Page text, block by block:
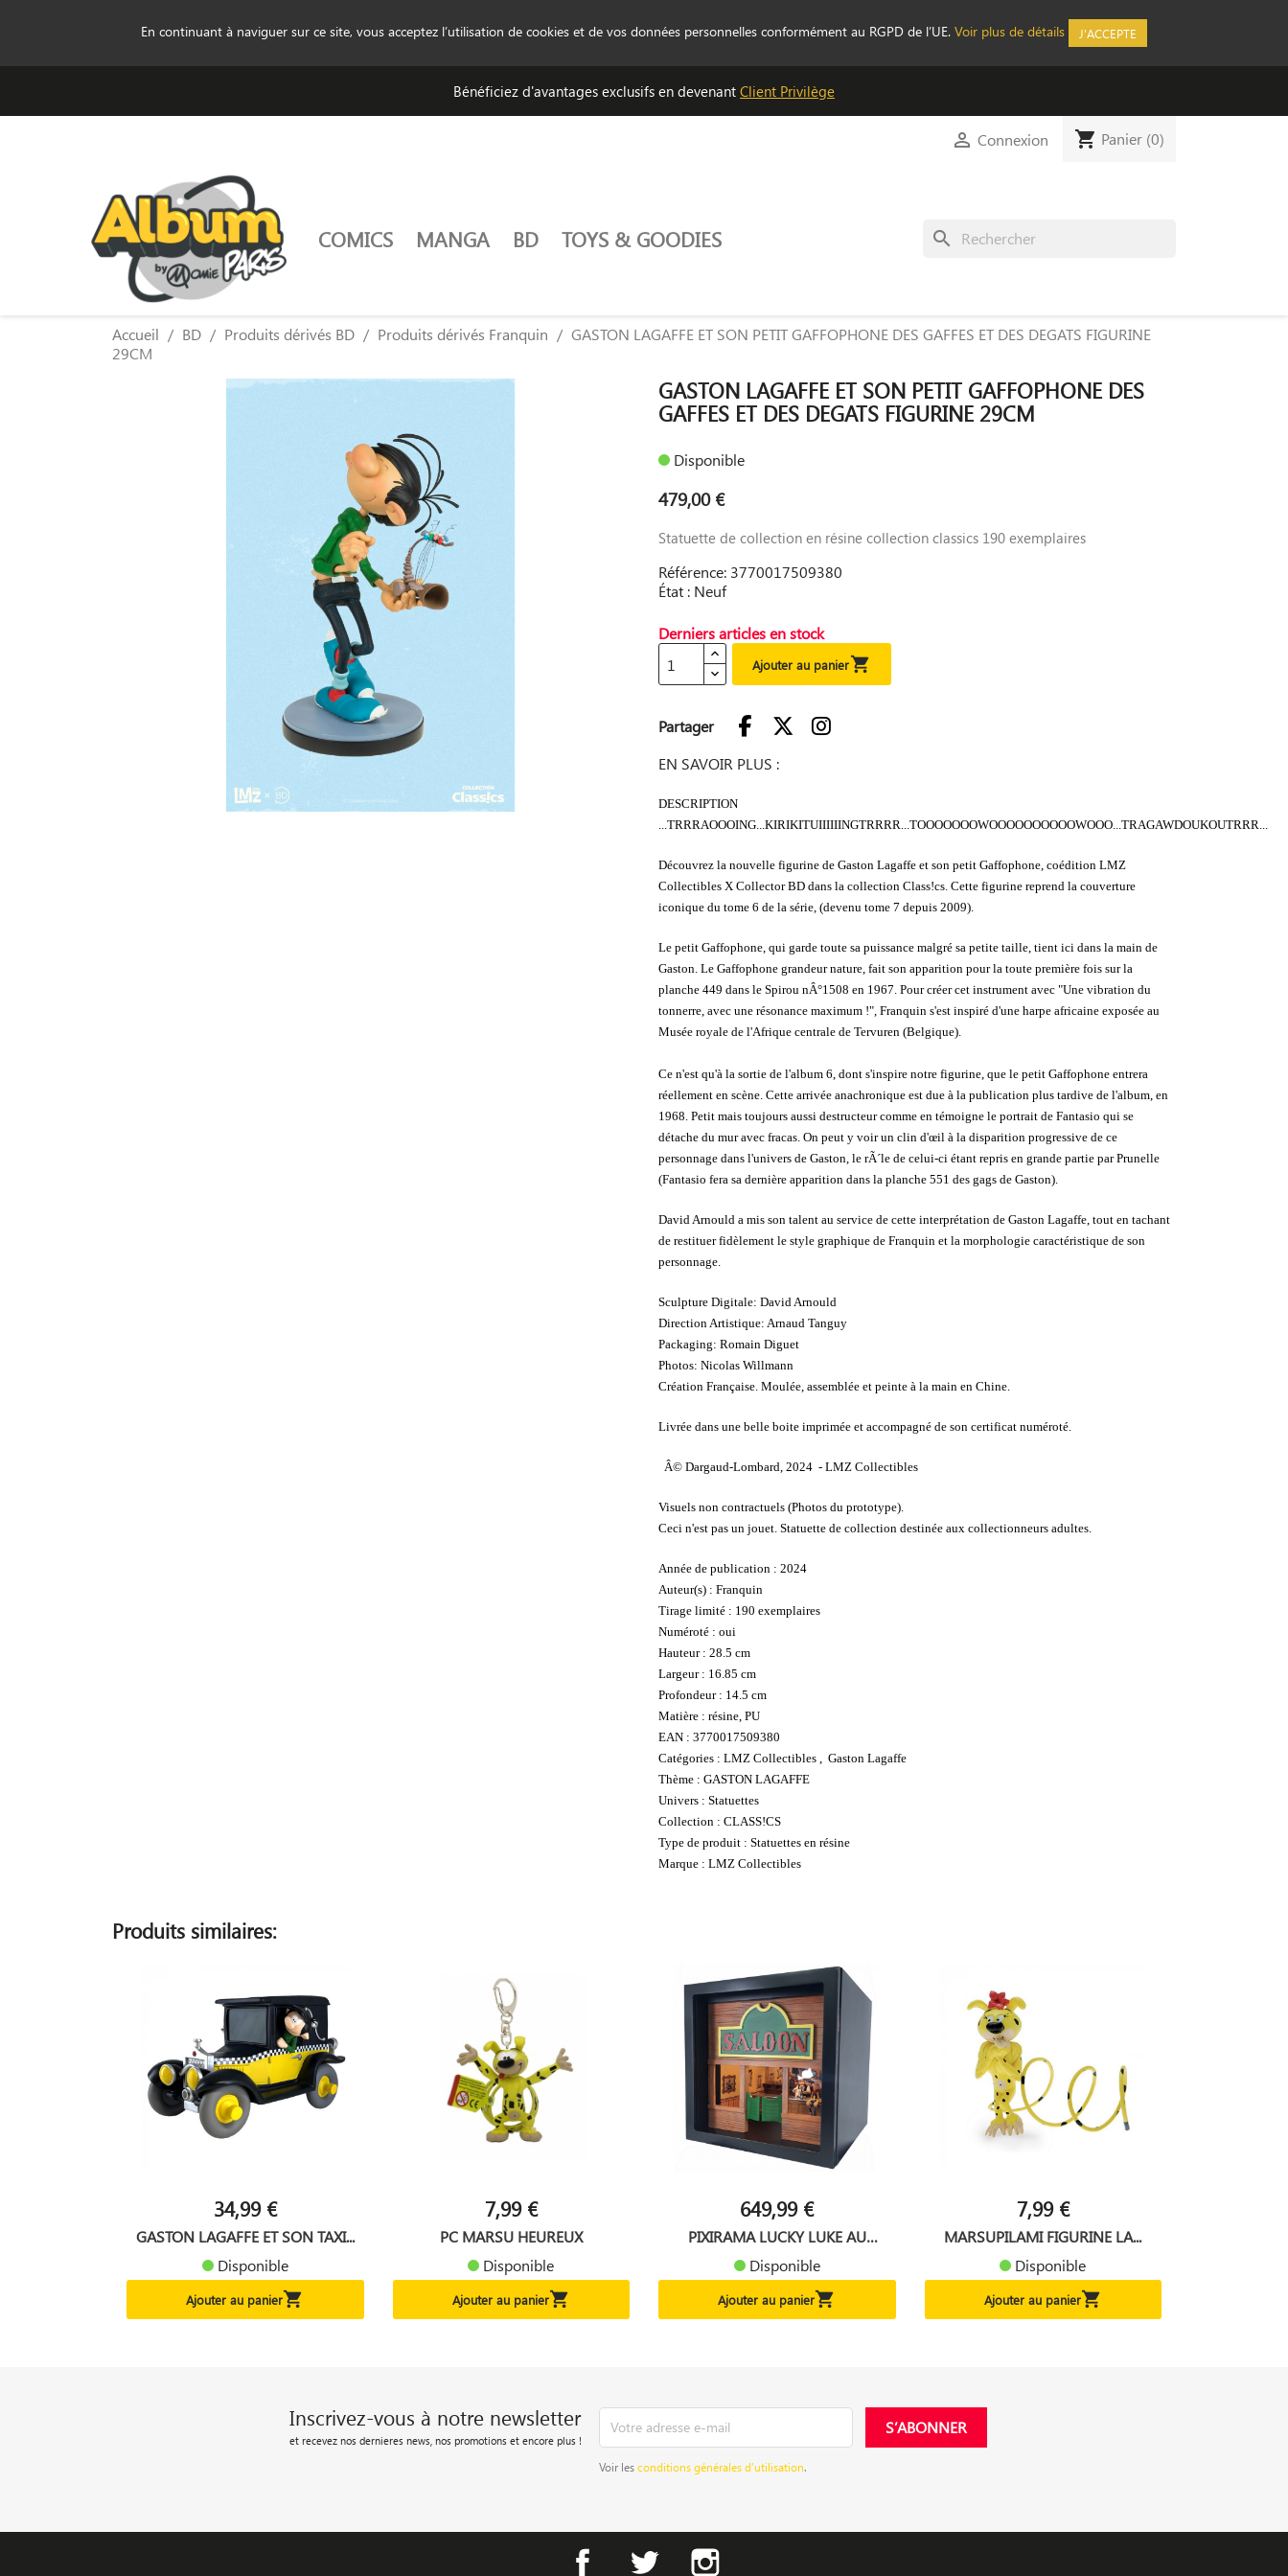
En continuant à naviguer sur ce site, vous acceptez l’utilisation de cookies et de vos données personnelles conformément au RGPD de l’UE. Voir plus de détails J'ACCEPTE
Bénéficiez d'avantages exclusifs en devenant Client Privilège
 Connexion shopping_cart Panier (0)
search
COMICS MANGA BD TOYS & GOODIES
Accueil BD Produits dérivés BD Produits dérivés Franquin
GASTON LAGAFFE ET SON PETIT GAFFOPHONE DES GAFFES ET DES DEGATS FIGURINE
29CM
GASTON LAGAFFE ET SON PETIT GAFFOPHONE DES
GAFFES ET DES DEGATS FIGURINE 29CM
Disponible
479,00 €
Statuette de collection en résine collection classics 190 exemplaires
Référence: 3770017509380
État : Neuf
Derniers articles en stock
Ajouter au panier
Partager
EN SAVOIR PLUS :
DESCRIPTION
...TRRRAOOOING...KIRIKITUIIIIIINGTRRRR...TOOOOOOOWOOOOOOOOOOWOOO...TRAGAWDOUKOUTRRR...
Découvrez la nouvelle figurine de Gaston Lagaffe et son petit Gaffophone, coédition LMZ
Collectibles X Collector BD dans la collection Class!cs. Cette figurine reprend la couverture
iconique du tome 6 de la série, (devenu tome 7 depuis 2009).
Le petit Gaffophone, qui garde toute sa puissance malgré sa petite taille, tient ici dans la main de
Gaston. Le Gaffophone grandeur nature, fait son apparition pour la toute première fois sur la
planche 449 dans le Spirou nÂ°1508 en 1967. Pour créer cet instrument avec "Une vibration du
tonnerre, avec une résonance maximum !", Franquin s'est inspiré d'une harpe africaine exposée au
Musée royale de l'Afrique centrale de Tervuren (Belgique).
Ce n'est qu'à la sortie de l'album 6, dont s'inspire notre figurine, que le petit Gaffophone entrera
réellement en scène. Cette arrivée anachronique est due à la publication plus tardive de l'album, en
1968. Petit mais toujours aussi destructeur comme en témoigne le portrait de Fantasio qui se
détache du mur avec fracas. On peut y voir un clin d'œil à la disparition progressive de ce
personnage dans l'univers de Gaston, le rÃ´le de celui-ci étant repris en grande partie par Prunelle
(Fantasio fera sa dernière apparition dans la planche 551 des gags de Gaston).
David Arnould a mis son talent au service de cette interprétation de Gaston Lagaffe, tout en tachant
de restituer fidèlement le style graphique de Franquin et la morphologie caractéristique de son
personnage.
Sculpture Digitale: David Arnould
Direction Artistique: Arnaud Tanguy
Packaging: Romain Diguet
Photos: Nicolas Willmann
Création Française. Moulée, assemblée et peinte à la main en Chine.
Livrée dans une belle boite imprimée et accompagné de son certificat numéroté.
Â© Dargaud-Lombard, 2024 - LMZ Collectibles
Visuels non contractuels (Photos du prototype).
Ceci n'est pas un jouet. Statuette de collection destinée aux collectionneurs adultes.
Année de publication : 2024
Auteur(s) : Franquin
Tirage limité : 190 exemplaires
Numéroté : oui
Hauteur : 28.5 cm
Largeur : 16.85 cm
Profondeur : 14.5 cm
Matière : résine, PU
EAN : 3770017509380
Catégories : LMZ Collectibles , Gaston Lagaffe
Thème : GASTON LAGAFFE
Univers : Statuettes
Collection : CLASS!CS
Type de produit : Statuettes en résine
Marque : LMZ Collectibles
Produits similaires:
34,99 €
GASTON LAGAFFE ET SON TAXI...
Disponible
Ajouter au panier
7,99 €
PC MARSU HEUREUX
Disponible
Ajouter au panier
649,99 €
PIXIRAMA LUCKY LUKE AU
Disponible
Ajouter au panier
7,99 €
MARSUPILAMI FIGURINE LA...
Disponible
Ajouter au panier
Inscrivez-vous à notre newsletter
et recevez nos dernieres news, nos promotions et encore plus !
Voir lesconditions générales d’utilisation.
Facebook Twitter